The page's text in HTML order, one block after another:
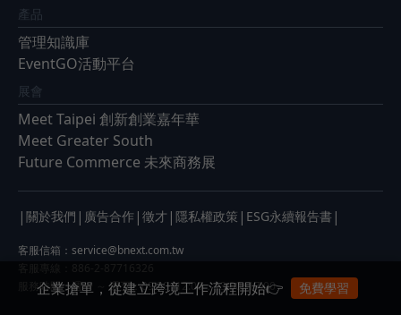
產品
管理知識庫
EventGO活動平台
展會
Meet Taipei 創新創業嘉年華
Meet Greater South
Future Commerce 未來商務展
| 關於我們 | 廣告合作 | 徵才 | 隱私權政策 | ESG永續報告書 |
客服信箱： service@bnext.com.tw
服務時間：週一 ～ 週五：09:30~12:00；13:30~17:00
企業搶單，從建立跨境工作流程開始👉 免費學習